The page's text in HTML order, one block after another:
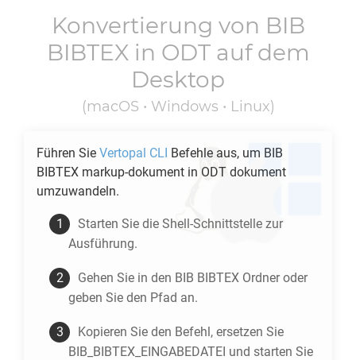
Konvertierung von BIB
BIBTEXin ODTauf dem
Desktop
(macOS • Windows • Linux)
Führen Sie Vertopal CLI Befehle aus, um BIB
BIBTEX markup-dokument in ODT dokument
umzuwandeln.
Starten Sie die Shell-Schnittstelle zur
Ausführung.
Gehen Sie in den BIB BIBTEX Ordner oder
geben Sie den Pfad an.
Kopieren Sie den Befehl, ersetzen Sie
BIB_BIBTEX_EINGABEDATEI und starten Sie